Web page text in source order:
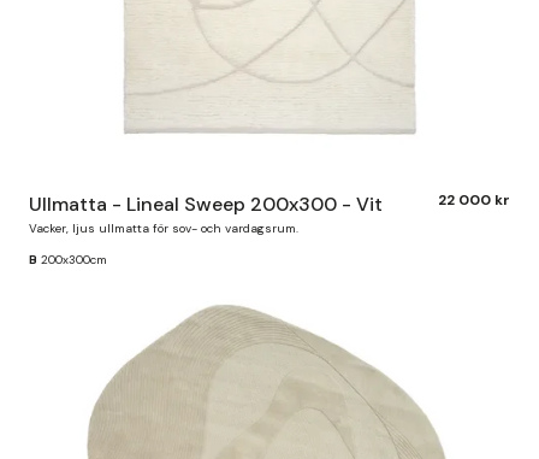
Ullmatta - Lineal Sweep 200x300 - Vit 22 000 kr
Vacker, ljus ullmatta för sov- och vardagsrum.
B 200x300cm